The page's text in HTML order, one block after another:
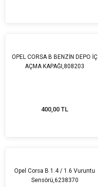
OPEL CORSA B BENZİN DEPO İÇ
AÇMA KAPAĞI,808203
400,00 TL
Opel Corsa B 1.4 / 1.6 Vuruntu
Sensörü,6238370